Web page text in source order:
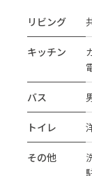
リビング
キッチン
バス
トイレ
その他